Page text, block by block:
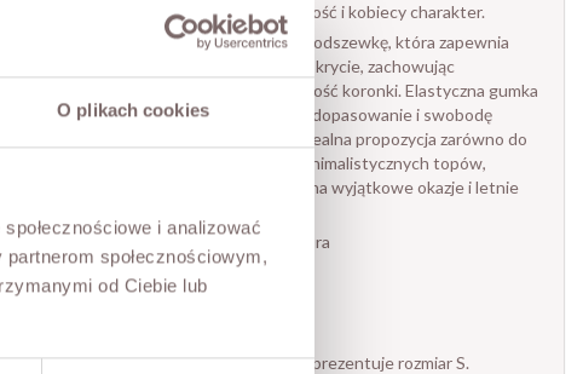
O plikach cookies
i analizować
społecznościowym,
od Ciebie lub
sylwetce, podkreślając jej lekkość i kobiecy charakter.
Model został wyposażony w podszewkę, która zapewnia
komfort noszenia oraz idealne krycie, zachowując
jednocześnie lekkość i zwiewność koronki. Elastyczna gumka
w pasie gwarantuje wygodne dopasowanie i swobodę
ruchów przez cały dzień. To idealna propozycja zarówno do
romantycznych bluzek, jak i minimalistycznych topów,
tworząc eleganckie stylizacje na wyjątkowe okazje i letnie
- Koronkowa, ażurowa struktura
- Wszyta podszewka
Modelka ma 173 cm wzrostu i prezentuje rozmiar S.